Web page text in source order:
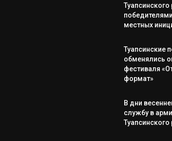
Туапсинского
местных
Туапсинские
обменялись
фестиваля
формат»
В дни
службу в
Туапсинского